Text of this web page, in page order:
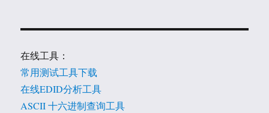
在线工具：
常用测试工具下载
在线EDID分析工具
ASCII 十六进制查询工具